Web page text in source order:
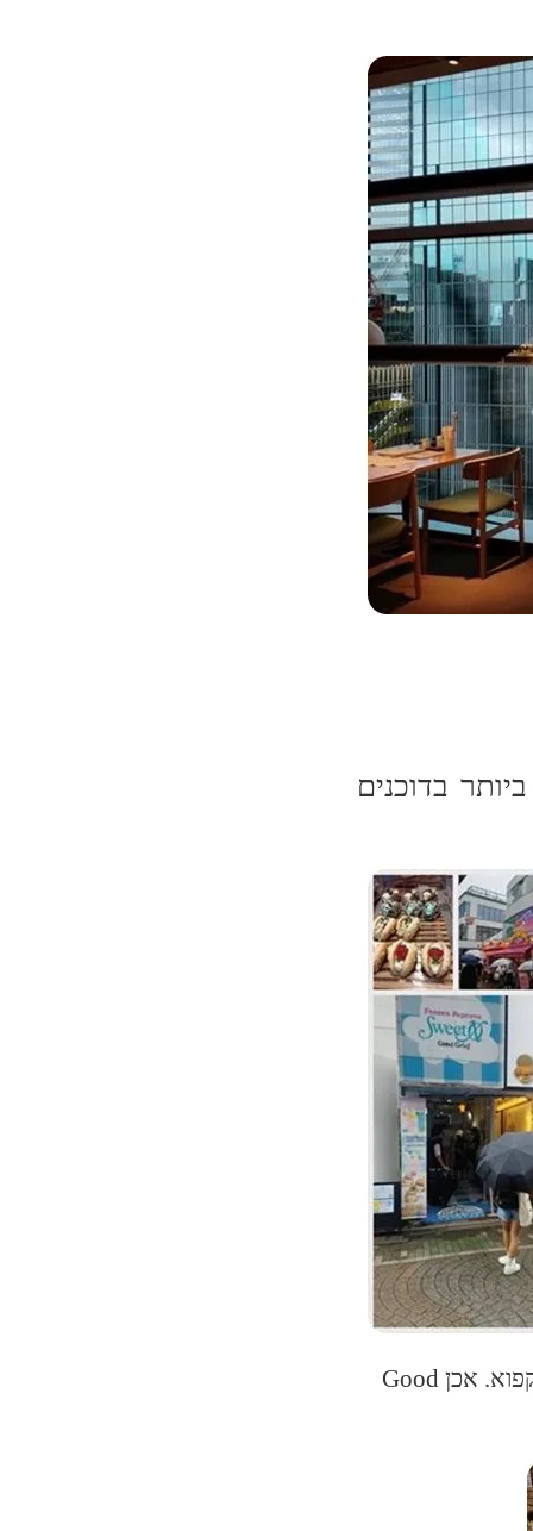
בדוכנים
(מימין לשמאל: מאצ'ה, קרפים, עוד גלידות, מאפיה ופופקורן קפוא. אכן Good